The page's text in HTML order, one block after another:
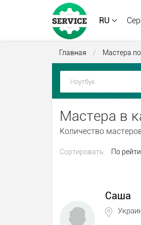
RU
Главная / Мастера
Мастера в
Количество
Сортировать: По
Саша